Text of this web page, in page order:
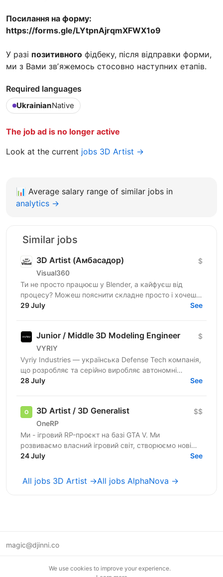
Посилання на форму:
https://forms.gle/LYtpnAjrqmXFWX1o9
У разі позитивного фідбеку, після відправки форми,
ми з Вами звʼяжемось стосовно наступних етапів.
Required languages
UkrainianNative
The job ad is no longer active
Look at the current jobs 3D Artist →
📊 Average salary range of similar jobs in
analytics →
Similar jobs
3D Artist (Амбасадор)
Visual360
$
Ти не просто працюєш у Blender, а кайфуєш від
процесу? Можеш пояснити складне просто і хочеш,
щоб твої роботи бачили тисячі людей? Мрієш не
29 July See
Junior / Middle 3D Modeling Engineer
VYRIY
$
Vyriy Industries — українська Defense Tech компанія,
що розробляє та серійно виробляє автономні
системи для роботи в реальних бойових умовах для
28 July See
3D Artist / 3D Generalist
OneRP
$$
Ми - ігровий RP-проєкт на базі GTA V. Ми
розвиваємо власний ігровий світ, створюємо нові
локації, будівлі, інтер’єри, одяг та інші ігрові асети.
24 July See
All jobs 3D Artist →All jobs AlphaNova →
magic@djinni.co
We use cookies to improve your experience.